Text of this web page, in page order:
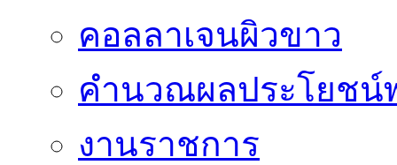
คอลลาเจนผิวขาว
คำนวณผลประโยชน์
งานราชการ